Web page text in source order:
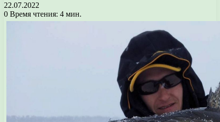
22.07.2022
0 Время чтения: 4 мин.